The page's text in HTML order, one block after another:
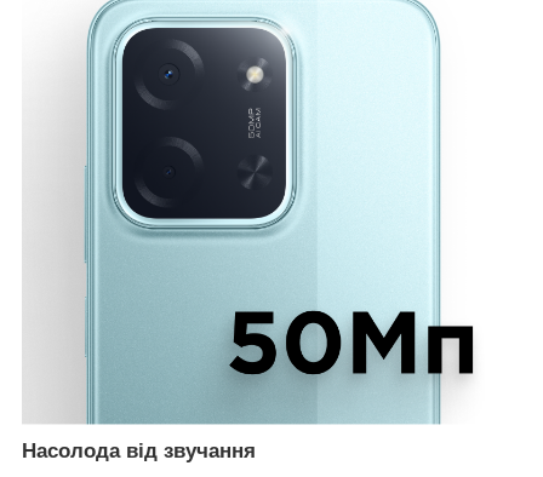
Насолода від звучання